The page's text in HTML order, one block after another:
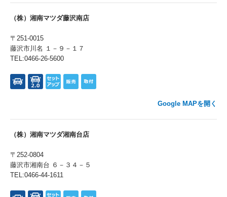
（株）湘南マツダ藤沢南店
〒251-0015
藤沢市川名 １－９－１７
TEL:0466-26-5600
Google MAPを開く
（株）湘南マツダ湘南台店
〒252-0804
藤沢市湘南台 ６－３４－５
TEL:0466-44-1611